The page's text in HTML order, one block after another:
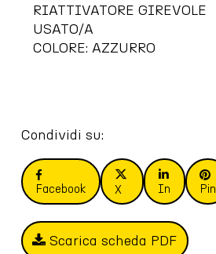
RIATTIVATORE GIREVOLE
USATO/A
COLORE: AZZURRO
Condividi su:
Facebook X In Pin
Scarica scheda PDF